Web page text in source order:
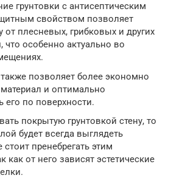
грунтовки с антисептическим
свойством позволяет
от плесневых, грибковых и других
что особенно актуально во
также позволяет более экономно
материал и оптимально
его по поверхности.
покрытую грунтовкой стену, то
будет всегда выглядеть
пренебрегать этим
как от него зависят эстетические